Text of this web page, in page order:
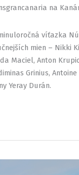
na
víťazka
mien – Nikki
Maciel, Anton
Grinius, Antoine
Yeray Durán.